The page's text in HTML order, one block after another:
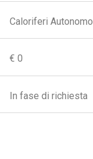
Caloriferi Autonomo
€ 0
In fase di richiesta